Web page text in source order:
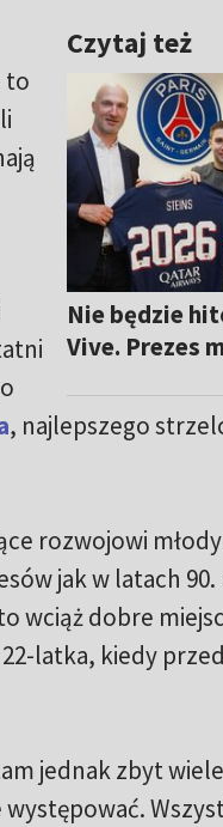
Czytaj też
Nie będzie
Vive. Prezes
to
, najlepszego
rozwojowi
jak w latach 90.
wciąż dobre
latka, kiedy
jednak zbyt
występować.